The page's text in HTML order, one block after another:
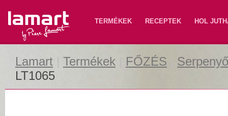
Lamart TERMÉKEK RECEPTEK HOL
Lamart Termékek FŐZÉS
LT1065